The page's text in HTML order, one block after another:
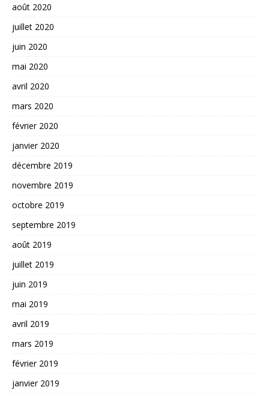
août 2020
juillet 2020
juin 2020
mai 2020
avril 2020
mars 2020
février 2020
janvier 2020
décembre 2019
novembre 2019
octobre 2019
septembre 2019
août 2019
juillet 2019
juin 2019
mai 2019
avril 2019
mars 2019
février 2019
janvier 2019